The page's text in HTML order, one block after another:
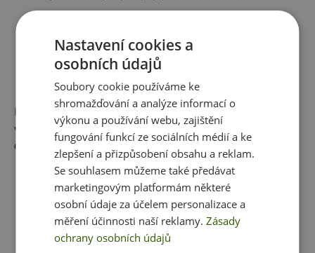
EXISTUJE UNIVERZÁLNÍ
NÁVOD?
Rozhovor na téma zda
existuje ideální jídelníček? Jak
by měl vypadat udržitelný jídelníček, který tělu dodá
vše, co potřebuje a zároveň přinese ty výsledky, které
od něj očekáváme?
ZDRAVÉ NEROVNÁ SE
NEKALORICKÉ. NEJČASTĚJŠÍ
OMYL PŘI REDUKCI VÁHY.
Mnoho lidí se domnívá, že
zařazením zdravých potravin
Nastavení cookies a
osobních údajů
Soubory cookie používáme ke
shromažďování a analýze informací o
výkonu a používání webu, zajištění
fungování funkcí ze sociálních médií a ke
zlepšení a přizpůsobení obsahu a reklam.
Se souhlasem můžeme také předávat
marketingovým platformám některé
osobní údaje za účelem personalizace a
měření účinnosti naší reklamy.Zásady
ochrany osobních údajů